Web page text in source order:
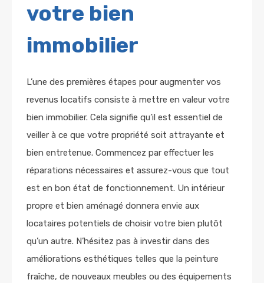
votre bien
immobilier
L’une des premières étapes pour augmenter vos
revenus locatifs consiste à mettre en valeur votre
bien immobilier. Cela signifie qu’il est essentiel de
veiller à ce que votre propriété soit attrayante et
bien entretenue. Commencez par effectuer les
réparations nécessaires et assurez-vous que tout
est en bon état de fonctionnement. Un intérieur
propre et bien aménagé donnera envie aux
locataires potentiels de choisir votre bien plutôt
qu’un autre. N’hésitez pas à investir dans des
améliorations esthétiques telles que la peinture
fraîche, de nouveaux meubles ou des équipements